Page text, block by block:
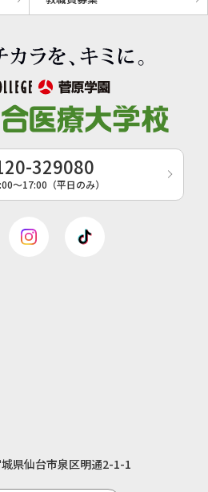
329080
〜17:00（平日のみ）
県仙台市泉区明通2-1-1